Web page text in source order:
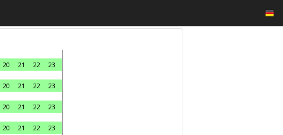
20 21 22
23
20 21 22
23
20 21 22
23
20 21 22
23